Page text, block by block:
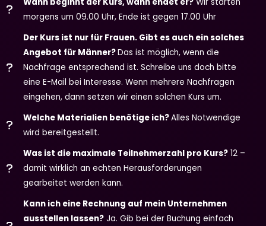
Wann beginnt der Kurs, wann endet er? Wir starten
morgens um 09.00 Uhr, Ende ist gegen 17.00 Uhr
Der Kurs ist nur für Frauen. Gibt es auch ein solches
Angebot für Männer?Das ist möglich, wenn die
Nachfrage entsprechend ist. Schreibe uns doch bitte
eine E-Mail bei Interesse. Wenn mehrere Nachfragen
eingehen, dann setzen wir einen solchen Kurs um.
Welche Materialien benötige ich?Alles Notwendige
wird bereitgestellt.
Was ist die maximale Teilnehmerzahl pro Kurs? 12 –
damit wirklich an echten Herausforderungen
gearbeitet werden kann.
Kann ich eine Rechnung auf mein Unternehmen
ausstellen lassen? Ja. Gib bei der Buchung einfach